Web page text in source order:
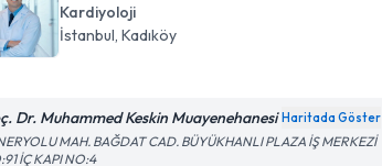
Kardiyoloji
İstanbul , Kadıköy
Dr. Muhammed Keskin Muayenehanesi Haritada Göster
MAH. BAĞDAT CAD. BÜYÜKHANLI PLAZA İŞ MERKEZİ
İÇ KAPI NO:4